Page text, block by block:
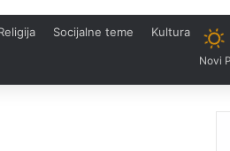
Socijalne teme Kultura
Novi